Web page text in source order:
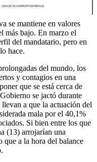
se mantiene en valores
más bajo. En marzo el
del mandatario, pero en
hace.
del mundo, los
y contagios en una
que se está cerca de
se jactó durante
a que la actuación del
mala por el 40,1%
Si bien entre los que
(13) arrojarían una
que a la hora del balance